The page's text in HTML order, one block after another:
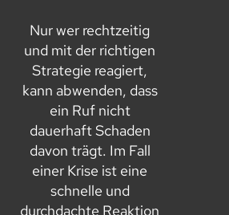
Nur wer rechtzeitig
und mit der richtigen
Strategie reagiert,
kann abwenden, dass
ein Ruf nicht
dauerhaft Schaden
davon trägt. Im Fall
einer Krise ist eine
schnelle und
durchdachte Reaktion